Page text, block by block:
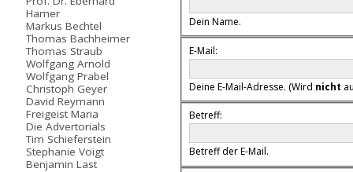
Hamer
Markus Bechtel
Thomas Bachheimer
Thomas Straub
Wolfgang Arnold
Wolfgang Prabel
Christoph Geyer
David Reymann
Freigeist Maria
Die Advertorials
Tim Schieferstein
Stephanie Voigt
Benjamin Last
Dein Name.
E-Mail:
Deine E-Mail-Adresse. (Wird nicht
Betreff:
Betreff der E-Mail.